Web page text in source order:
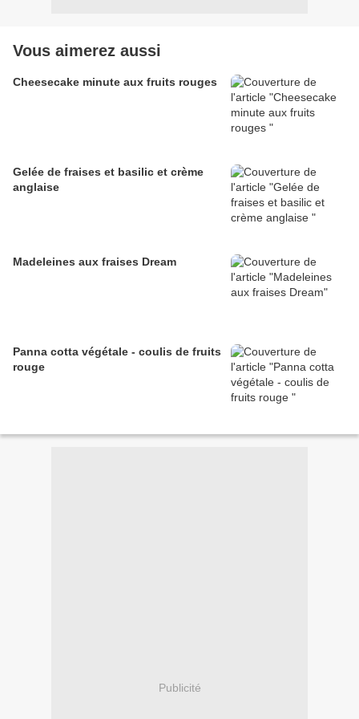
Vous aimerez aussi
Cheesecake minute aux fruits rouges
Gelée de fraises et basilic et crème
anglaise
Madeleines aux fraises Dream
Panna cotta végétale - coulis de fruits
rouge
Publicité